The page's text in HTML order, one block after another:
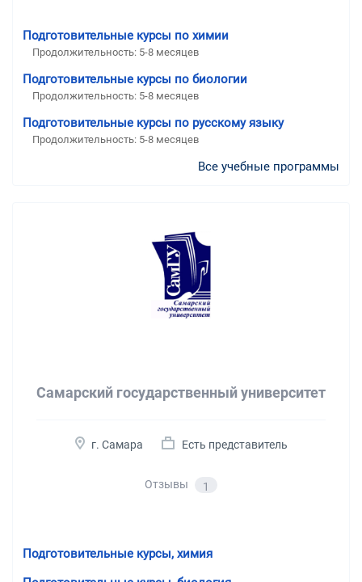
Подготовительные курсы по химии
Продолжительность: 5-8 месяцев
Подготовительные курсы по биологии
Продолжительность: 5-8 месяцев
Подготовительные курсы по русскому языку
Продолжительность: 5-8 месяцев
Все учебные программы
Самарский государственный университет
г. Самара Есть представитель
Отзывы 1
Подготовительные курсы, химия